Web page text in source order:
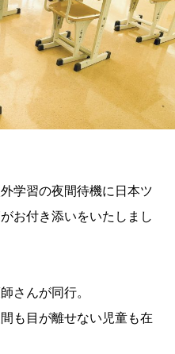
学習の夜間待機に日本ツ
お付き添いをいたしまし
さんが同行。
も目が離せない児童も在